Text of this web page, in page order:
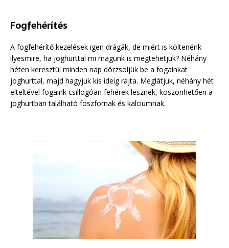
Fogfehérítés
A fogfehérítő kezelések igen drágák, de miért is költenénk
ilyesmire, ha joghurttal mi magunk is megtehetjük? Néhány
héten keresztül minden nap dörzsöljük be a fogainkat
joghurttal, majd hagyjuk kis ideig rajta. Meglátjuk, néhány hét
elteltével fogaink csillogóan fehérek lesznek, köszönhetően a
joghurtban található foszfornak és kalciumnak.